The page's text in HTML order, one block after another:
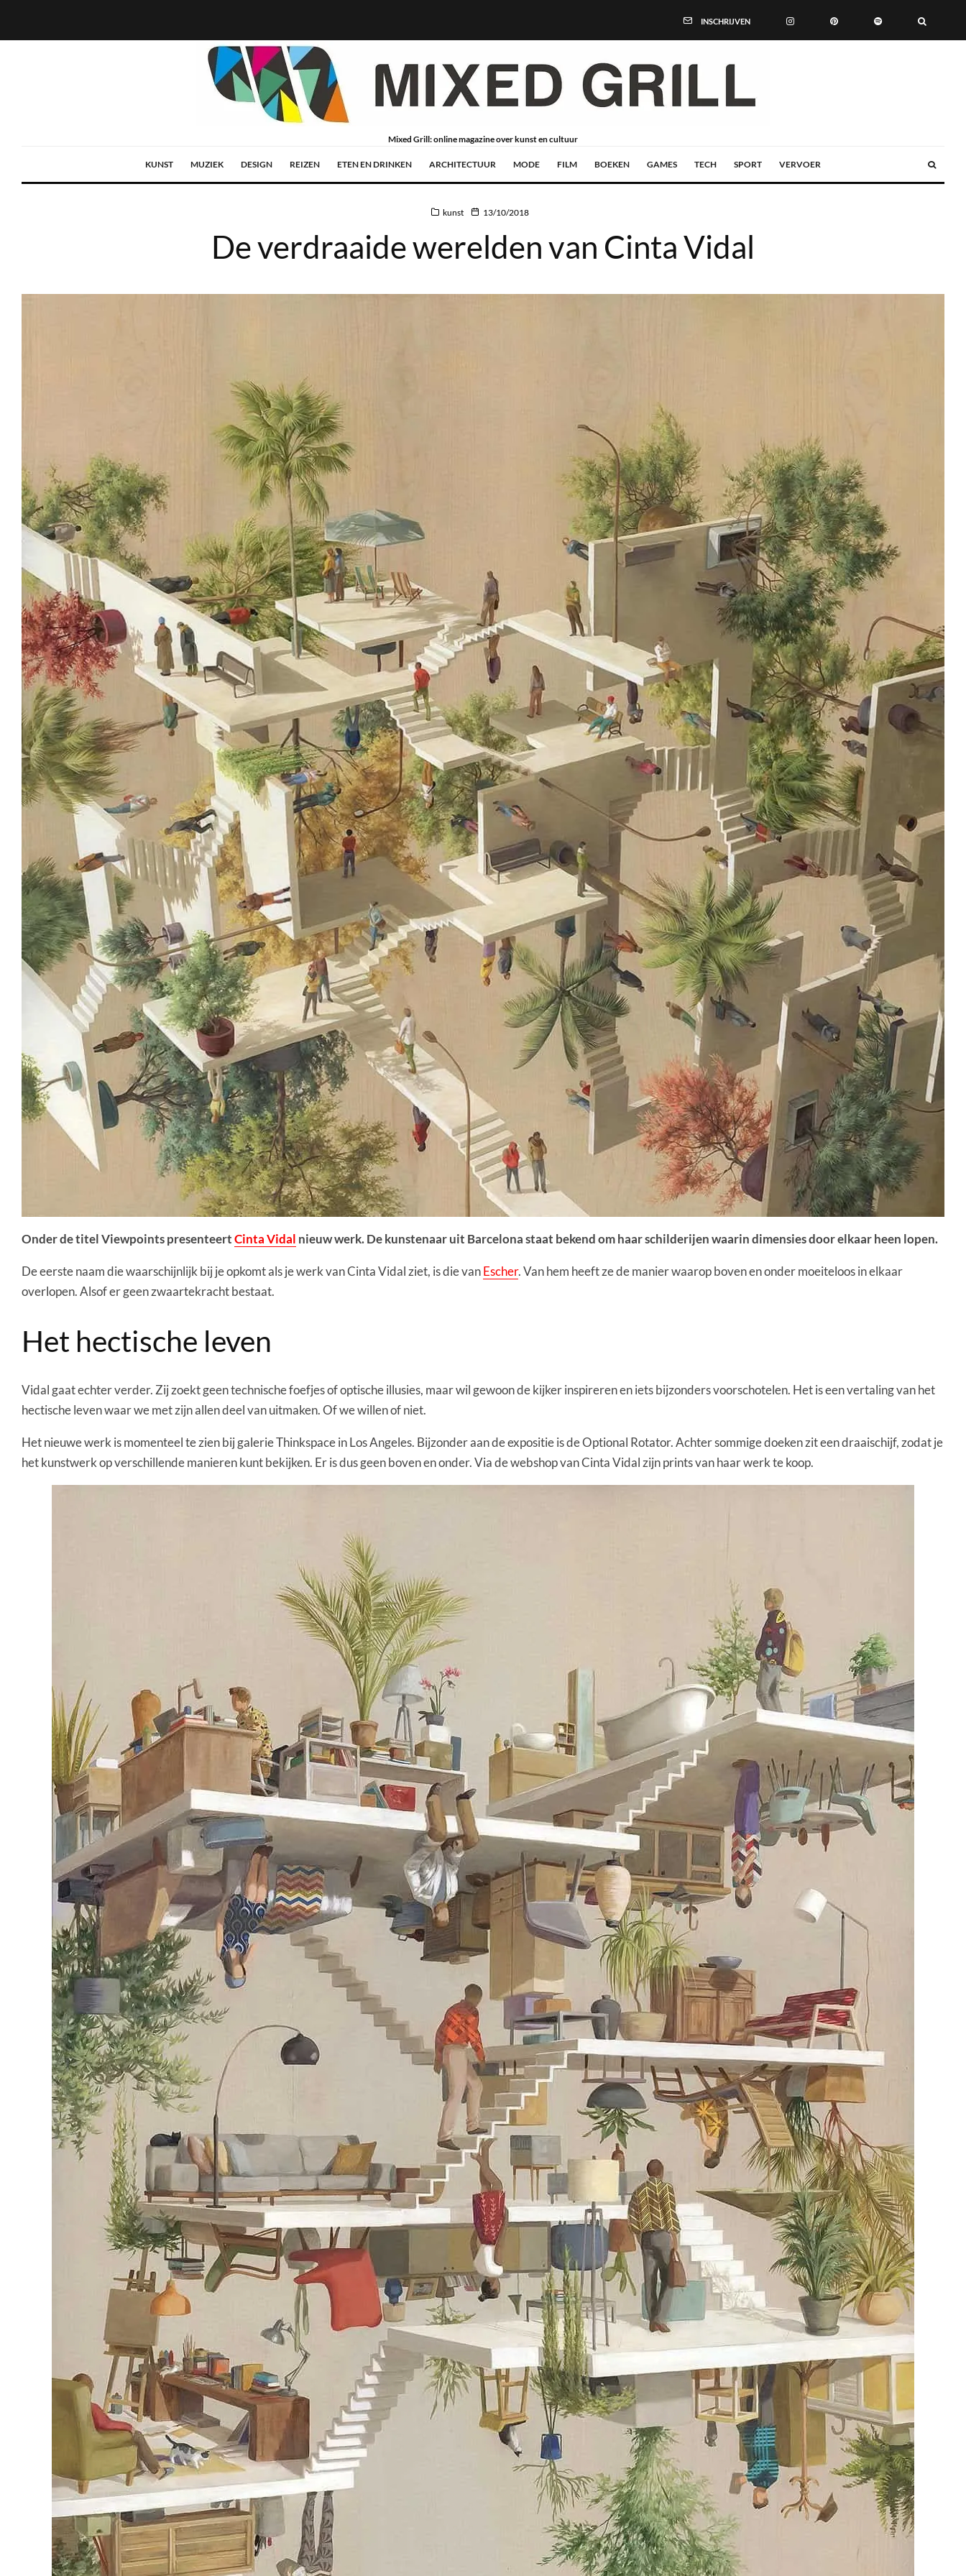
INSCHRIJVEN
Mixed Grill: online magazine over kunst en cultuur
KUNST MUZIEK DESIGN REIZEN ETEN EN DRINKEN ARCHITECTUUR MODE FILM BOEKEN GAMES TECH SPORT VERVOER
kunst 13/10/2018
De verdraaide werelden van Cinta Vidal
Onder de titel Viewpoints presenteertCinta Vidal nieuw werk. De kunstenaar uit Barcelona staat bekend om haar schilderijen waarin dimensies door elkaar heen lopen.
De eerste naam die waarschijnlijk bij je opkomt als je werk van Cinta Vidal ziet, is die vanEscher. Van hem heeft ze de manier waarop boven en onder moeiteloos in elkaar
overlopen. Alsof er geen zwaartekracht bestaat.
Het hectische leven
Vidal gaat echter verder. Zij zoekt geen technische foefjes of optische illusies, maar wil gewoon de kijker inspireren en iets bijzonders voorschotelen. Het is een vertaling van het
hectische leven waar we met zijn allen deel van uitmaken. Of we willen of niet.
Het nieuwe werk is momenteel te zien bij galerie Thinkspace in Los Angeles. Bijzonder aan de expositie is de Optional Rotator. Achter sommige doeken zit een draaischijf, zodat je
het kunstwerk op verschillende manieren kunt bekijken. Er is dus geen boven en onder. Via de webshop van Cinta Vidal zijn prints van haar werk te koop.